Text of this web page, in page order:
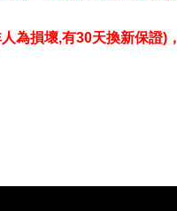
為損壞,有30天換新保證)，